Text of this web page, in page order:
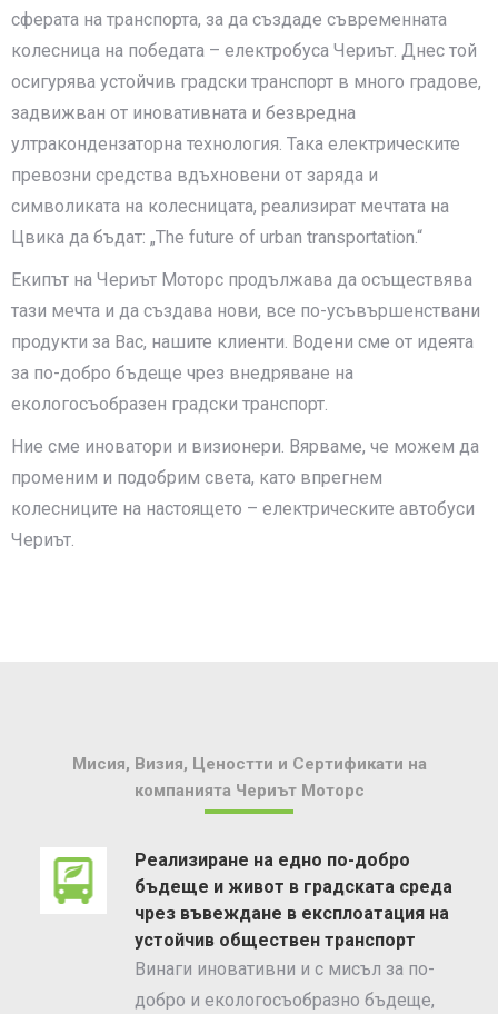
сферата на транспорта, за да създаде съвременната
колесница на победата – електробуса Чериът. Днес той
осигурява устойчив градски транспорт в много градове,
задвижван от иновативната и безвредна
ултракондензаторна технология. Така електрическите
превозни средства вдъхновени от заряда и
символиката на колесницата, реализират мечтата на
Цвика да бъдат: „The future of urban transportation.“
Екипът на Чериът Моторс продължава да осъществява
тази мечта и да създава нови, все по-усъвършенствани
продукти за Вас, нашите клиенти. Водени сме от идеята
за по-добро бъдеще чрез внедряване на
екологосъобразен градски транспорт.
Ние сме иноватори и визионери. Вярваме, че можем да
променим и подобрим света, като впрегнем
колесниците на настоящето – електрическите автобуси
Чериът.
Мисия, Визия, Ценостти и Сертификати на
компанията Чериът Моторс
Реализиране на едно по-добро
бъдеще и живот в градската среда
чрез въвеждане в експлоатация на
устойчив обществен транспорт
Винаги иновативни и с мисъл за по-
добро и екологосъобразно бъдеще,